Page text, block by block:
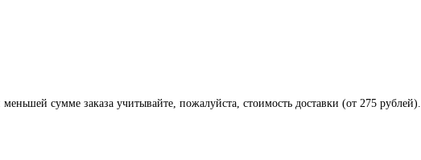
сумме заказа учитывайте, пожалуйста, стоимость доставки (от 275 рублей).